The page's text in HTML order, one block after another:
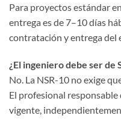
Para proyectos estándar
entrega es de 7–10 días
contratación y entrega del
¿El ingeniero debe ser de
No. La NSR-10 no exige
El profesional
vigente,